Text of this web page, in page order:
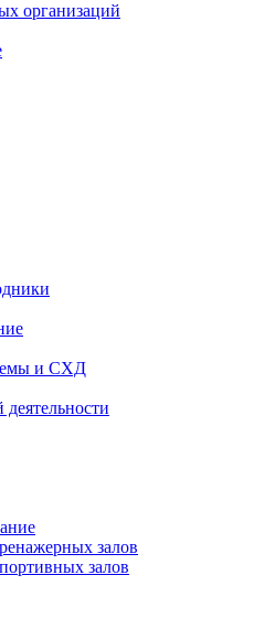
организаций
и СХД
залов
залов